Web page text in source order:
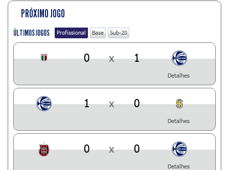
PRÓXIMO JOGO
ÚLTIMOS JOGOS Profissional Base Sub-20
0 x 1
Detalhes
1 x 0
Detalhes
0 x 0
Detalhes